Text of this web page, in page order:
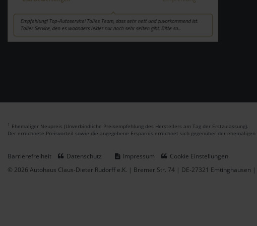
1 Ehemaliger Neupreis (Unverbindliche Preisempfehlung des Herstellers am Tag der Erstzulassung).
Der errechnete Preisvorteil sowie die angegebene Ersparnis errechnet sich gegenüber der
Barrierefreiheit Datenschutz Impressum
Cookie Einstellungen
© 2026 Autohaus Claus-Dieter Rudorff e.K. | Bremer Str. 74 | DE-27321 Emtinghausen